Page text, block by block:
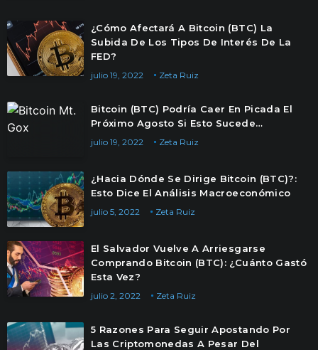
¿Cómo Afectará A Bitcoin (BTC) La
Subida De Los Tipos De Interés De La
FED?
Zeta Ruiz
julio 19, 2022
Bitcoin (BTC) Podría Caer En Picada El
Próximo Agosto Si Esto Sucede…
Zeta Ruiz
julio 19, 2022
¿Hacia Dónde Se Dirige Bitcoin (BTC)?:
Esto Dice El Análisis Macroeconómico
Zeta Ruiz
julio 5, 2022
El Salvador Vuelve A Arriesgarse
Comprando Bitcoin (BTC): ¿Cuánto Gastó
Esta Vez?
Zeta Ruiz
julio 2, 2022
5 Razones Para Seguir Apostando Por
Las Criptomonedas A Pesar Del